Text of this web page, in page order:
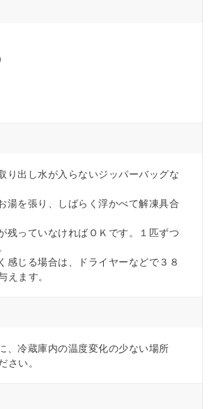
り出し水が入らないジッパーバッグな
湯を張り、しばらく浮かべて解凍具合
残っていなければＯＫです。１匹ずつ
感じる場合は、ドライヤーなどで３８
えます。
、冷蔵庫内の温度変化の少ない場所
さい。